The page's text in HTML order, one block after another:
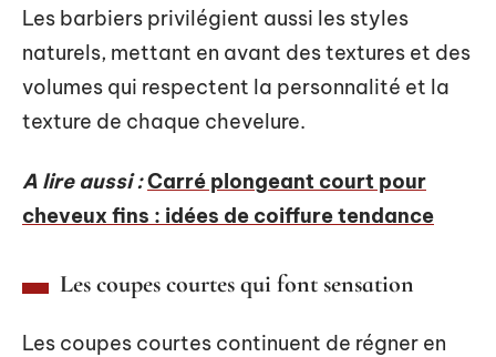
Les barbiers privilégient aussi les styles
naturels, mettant en avant des textures et des
volumes qui respectent la personnalité et la
texture de chaque chevelure.
A lire aussi :Carré plongeant court pour
cheveux fins : idées de coiffure tendance
Les coupes courtes qui font sensation
Les coupes courtes continuent de régner en